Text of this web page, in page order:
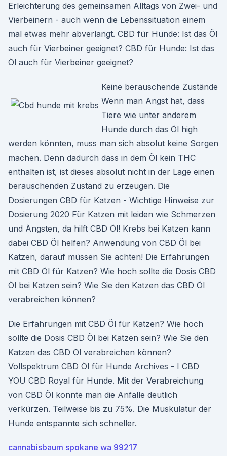
Erleichterung des gemeinsamen Alltags von Zwei- und
Vierbeinern - auch wenn die Lebenssituation einem
mal etwas mehr abverlangt. CBD für Hunde: Ist das Öl
auch für Vierbeiner geeignet? CBD für Hunde: Ist das
Öl auch für Vierbeiner geeignet?
Keine berauschende Zustände
Wenn man Angst hat, dass
Tiere wie unter anderem
Hunde durch das Öl high
werden könnten, muss man sich absolut keine Sorgen
machen. Denn dadurch dass in dem Öl kein THC
enthalten ist, ist dieses absolut nicht in der Lage einen
berauschenden Zustand zu erzeugen. Die
Dosierungen CBD für Katzen - Wichtige Hinweise zur
Dosierung 2020 Für Katzen mit leiden wie Schmerzen
und Ängsten, da hilft CBD Öl! Krebs bei Katzen kann
dabei CBD Öl helfen? Anwendung von CBD Öl bei
Katzen, darauf müssen Sie achten! Die Erfahrungen
mit CBD Öl für Katzen? Wie hoch sollte die Dosis CBD
Öl bei Katzen sein? Wie Sie den Katzen das CBD Öl
verabreichen können?
Die Erfahrungen mit CBD Öl für Katzen? Wie hoch
sollte die Dosis CBD Öl bei Katzen sein? Wie Sie den
Katzen das CBD Öl verabreichen können?
Vollspektrum CBD Öl für Hunde Archives - I CBD
YOU CBD Royal für Hunde. Mit der Verabreichung
von CBD Öl konnte man die Anfälle deutlich
verkürzen. Teilweise bis zu 75%. Die Muskulatur der
Hunde entspannte sich schneller.
cannabisbaum spokane wa 99217